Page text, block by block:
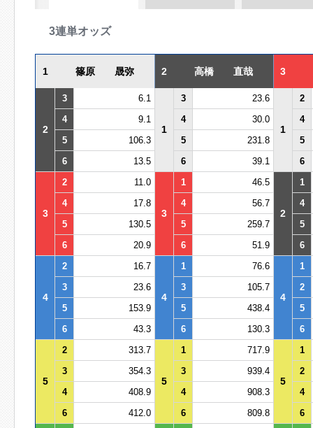
3連単オッズ
1 篠原 晟弥 2 高橋 直哉 3
2
3 6.1
1
3 23.6
1
2
4
9.1 4 30.0
4
5
106.3 5 231.8
5
6
13.5 6 39.1 6
3
2 11.0
3
1 46.5
2
1
4
17.8 4 56.7
4
5
130.5 5 259.7
5
6
20.9 6 51.9 6
4
2 16.7
4
1 76.6
4
1
3
23.6 3 105.7
2
5
153.9 5 438.4
5
6
43.3 6 130.3 6
5
2 313.7
5
1 717.9
5
1
3
354.3 3 939.4
2
4
408.9 4 908.3
4
6
412.0 6 809.8 6